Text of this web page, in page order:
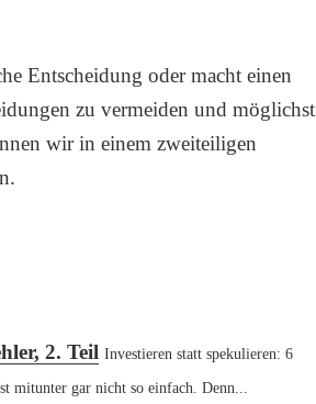
Entscheidung oder macht einen
zu vermeiden und möglichst
wir in einem zweiteiligen
1. Teil
2. Teil Investieren statt spekulieren: 6
mitunter gar nicht so einfach. Denn...